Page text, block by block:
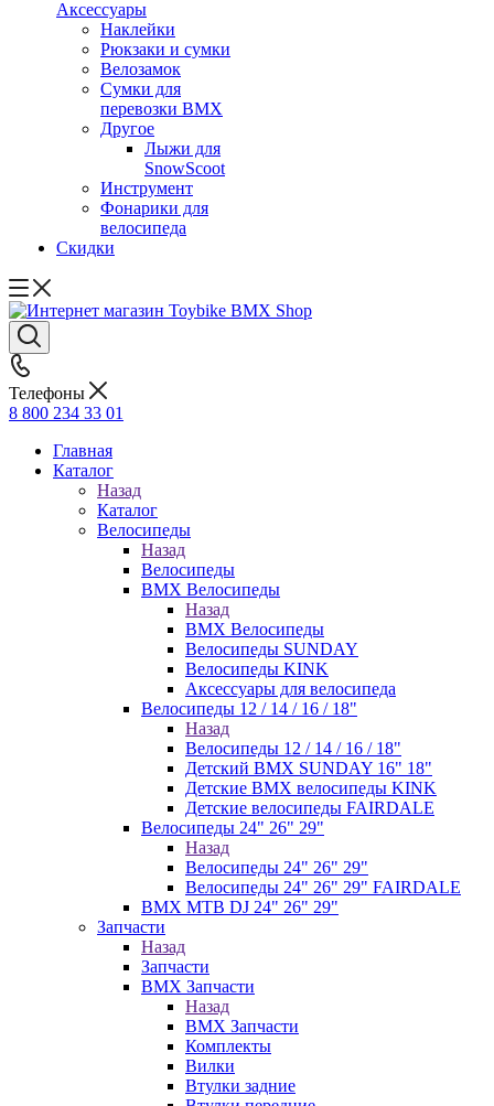
Аксессуары
Наклейки
Рюкзаки и сумки
Велозамок
Сумки для
перевозки BMX
Другое
Лыжи для
SnowScoot
Инструмент
Фонарики для
велосипеда
Скидки
Телефоны
8 800 234 33 01
Главная
Каталог
Назад
Каталог
Велосипеды
Назад
Велосипеды
BMX Велосипеды
Назад
BMX Велосипеды
Велосипеды SUNDAY
Велосипеды KINK
Аксессуары для велосипеда
Велосипеды 12 / 14 / 16 / 18"
Назад
Велосипеды 12 / 14 / 16 / 18"
Детский BMX SUNDAY 16" 18"
Детские BMX велосипеды KINK
Детские велосипеды FAIRDALE
Велосипеды 24" 26" 29"
Назад
Велосипеды 24" 26" 29"
Велосипеды 24" 26" 29" FAIRDALE
BMX MTB DJ 24" 26" 29"
Запчасти
Назад
Запчасти
BMX Запчасти
Назад
BMX Запчасти
Комплекты
Вилки
Втулки задние